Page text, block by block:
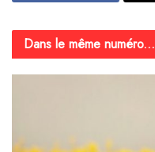
Dans le même numéro...